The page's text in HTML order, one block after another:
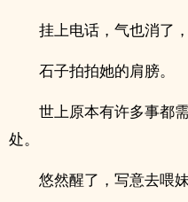
挂上电话，气也消了
石子拍拍她的肩膀。
世上原本有许多事都
处。
悠然醒了，写意去喂